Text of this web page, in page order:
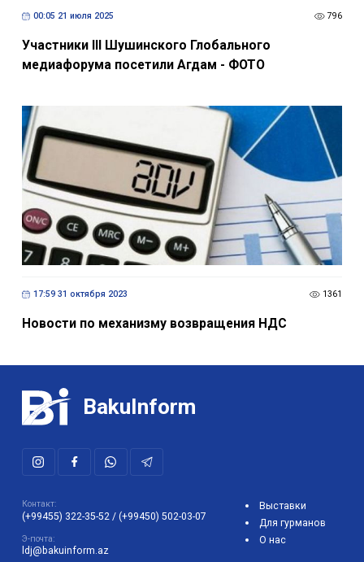
00:05 21 июля 2025 796
Участники III Шушинского Глобального
медиафорума посетили Агдам - ФОТО
17:59 31 октября 2023 1361
Новости по механизму возвращения НДС
BakuInform
Контакт:
(+99455) 322-35-52 / (+99450) 502-03-07
Э-почта:
ldj@bakuinform.az
Выставки
Для гурманов
О нас